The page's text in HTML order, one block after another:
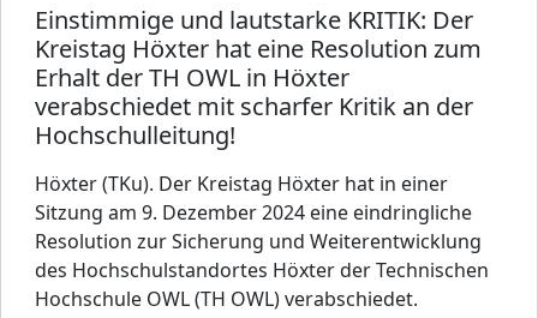
Einstimmige und lautstarke KRITIK: Der
Kreistag Höxter hat eine Resolution zum
Erhalt der TH OWL in Höxter
verabschiedet mit scharfer Kritik an der
Hochschulleitung!
Höxter (TKu). Der Kreistag Höxter hat in einer
Sitzung am 9. Dezember 2024 eine eindringliche
Resolution zur Sicherung und Weiterentwicklung
des Hochschulstandortes Höxter der Technischen
Hochschule OWL (TH OWL) verabschiedet.